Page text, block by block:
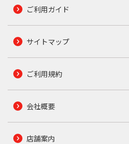
ご利用ガイド
サイトマップ
ご利用規約
会社概要
店舗案内